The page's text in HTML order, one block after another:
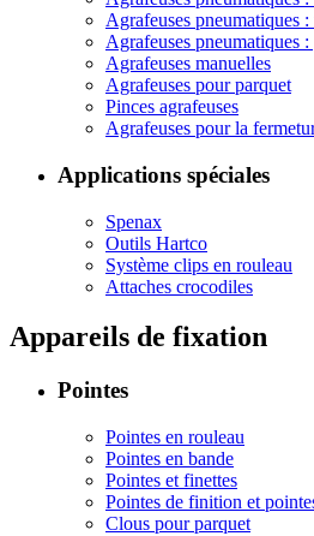
Agrafeuses pneumatiques
Agrafeuses pneumatiques
Agrafeuses manuelles
Agrafeuses pour parquet
Pinces agrafeuses
Agrafeuses pour la
Applications spéciales
Spenax
Outils Hartco
Système clips en rouleau
Attaches crocodiles
Appareils de fixation
Pointes
Pointes en rouleau
Pointes en bande
Pointes et finettes
Pointes de finition et
Clous pour parquet